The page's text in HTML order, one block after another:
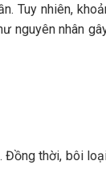
Tuy nhiên,
nguyên nhân
Đồng thời, bôi